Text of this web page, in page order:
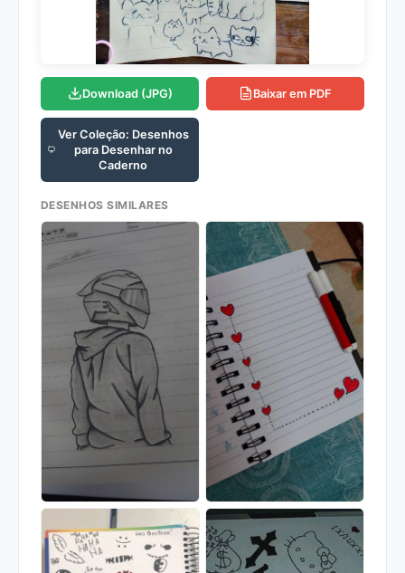
Download (JPG) Baixar em PDF
Ver Coleção: Desenhos
para Desenhar no
Caderno
DESENHOS SIMILARES